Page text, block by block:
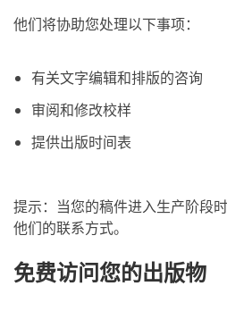
他们将协助您处理以下事项：
有关文字编辑和排版的咨询
审阅和修改校样
提供出版时间表
提示：当您的稿件进入生产阶段
他们的联系方式。
免费访问您的出版物